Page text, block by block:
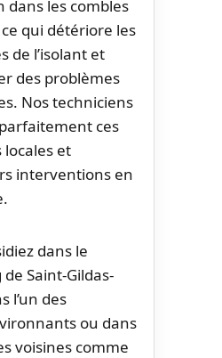
dans les combles
qui détériore les
de l’isolant et
des problèmes
Nos techniciens
ces
et
interventions en
dans le
Saint-Gildas-
l’un des
ou dans
voisines comme